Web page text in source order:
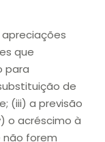
que
para
de
(iii) a previsão
o acréscimo à
forem